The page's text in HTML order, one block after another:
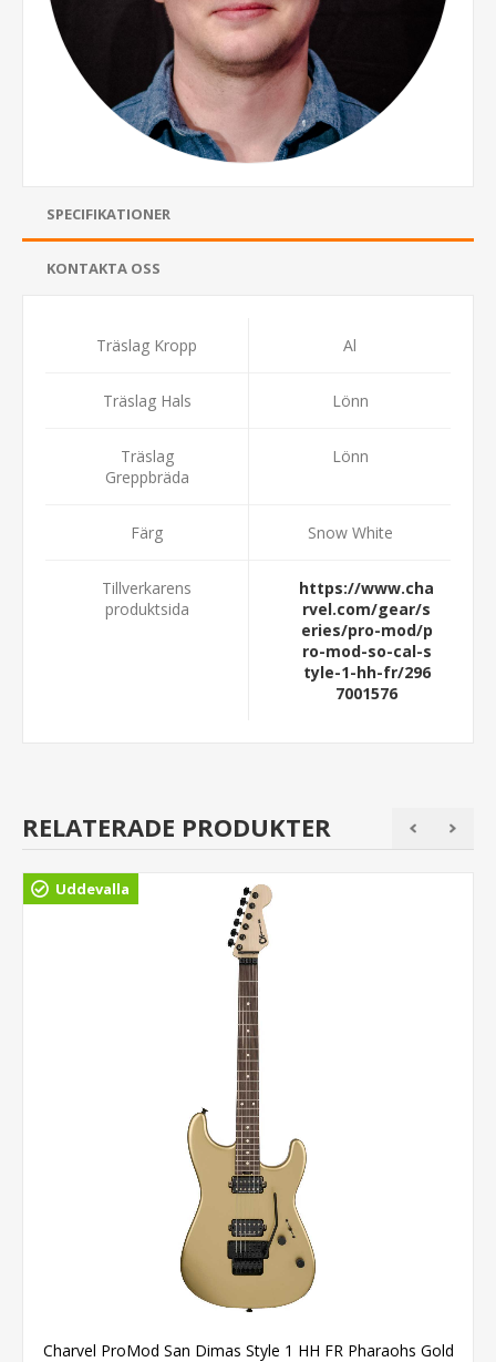
SPECIFIKATIONER
KONTAKTA OSS
Träslag Kropp Al
Träslag Hals Lönn
Träslag
Greppbräda
Lönn
Färg Snow White
Tillverkarens
produktsida
https://www.cha
rvel.com/gear/s
eries/pro-mod/p
ro-mod-so-cal-s
tyle-1-hh-fr/296
7001576
RELATERADE PRODUKTER
Uddevalla
Charvel ProMod San Dimas Style 1 HH FR Pharaohs Gold